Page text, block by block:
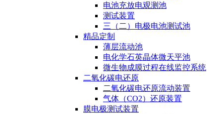
电池充放电观测池
测试装置
三（二）电极电池测试池
精品定制
薄层流动池
电化学石英晶体微天平池
微生物成膜过程在线监控系统
二氧化碳电还原
二氧化碳电还原流动装置
气体（CO2）还原装置
膜电极测试装置